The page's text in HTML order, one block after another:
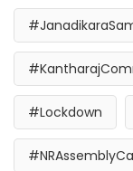
#Lockdown